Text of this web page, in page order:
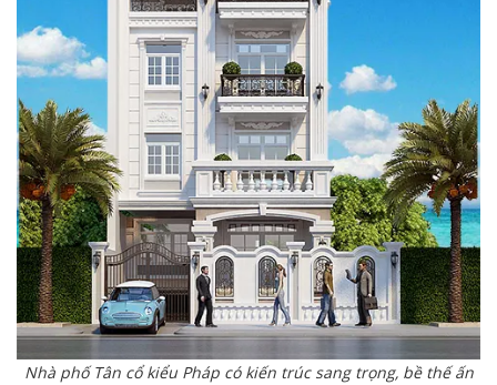
Nhà phố Tân cổ kiểu Pháp có kiến trúc sang trọng, bề thế ấn